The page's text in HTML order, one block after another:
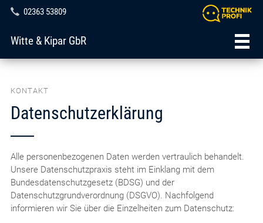
02363 53809
Witte & Kipar GbR
KONTAKT
Datenschutzerklärung
Alle personenbezogenen Daten werden vertraulich behandelt.
Unsere Datenschutzpraxis steht im Einklang mit dem
Bundesdatenschutzgesetz (BDSG) und der
Datenschutzgrundverordnung (DSGVO). Nachfolgend
informieren wir Sie über die Einzelheiten zum Datenschutz: